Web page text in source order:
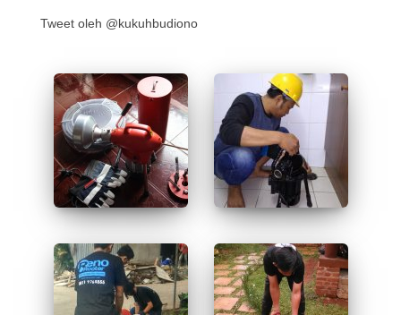
Tweet oleh @kukuhbudiono